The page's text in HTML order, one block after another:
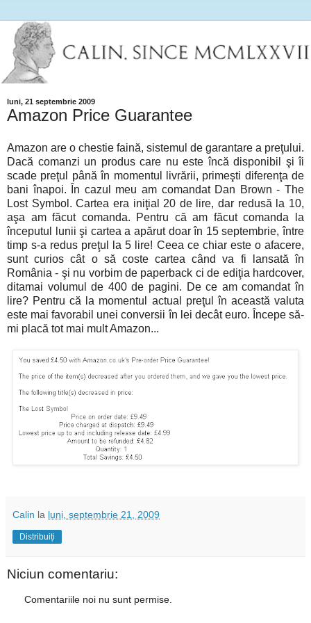
luni, 21 septembrie 2009
Amazon Price Guarantee
Amazon are o chestie faină, sistemul de garantare a preţului.
Dacă comanzi un produs care nu este încă disponibil şi îi
scade preţul până în momentul livrării, primeşti diferenţa de
bani înapoi. În cazul meu am comandat Dan Brown - The
Lost Symbol. Cartea era iniţial 20 de lire, dar redusă la 10,
aşa am făcut comanda. Pentru că am făcut comanda la
începutul lunii şi cartea a apărut doar în 15 septembrie, între
timp s-a redus preţul la 5 lire! Ceea ce chiar este o afacere,
sunt curios cât o să coste cartea când va fi lansată în
România - şi nu vorbim de paperback ci de ediţia hardcover,
ditamai volumul de 400 de pagini. De ce am comandat în
lire? Pentru că la momentul actual preţul în această valuta
este mai favorabil unei conversii în lei decât euro. Începe să-
mi placă tot mai mult Amazon...
Calin la luni, septembrie 21, 2009
Distribuiți
Niciun comentariu:
Comentariile noi nu sunt permise.